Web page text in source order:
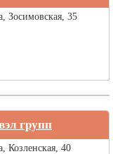
Зосимовская, 35
групп
Козленская, 40